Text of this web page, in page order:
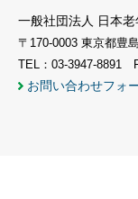
一般社団法人 日本
〒170-0003 東京都豊
TEL：03-3947-8891
お問い合わせフォ